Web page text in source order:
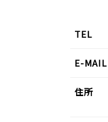
TEL
E-MAIL
住所